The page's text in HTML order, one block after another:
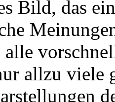
Bild, das
allzu viele